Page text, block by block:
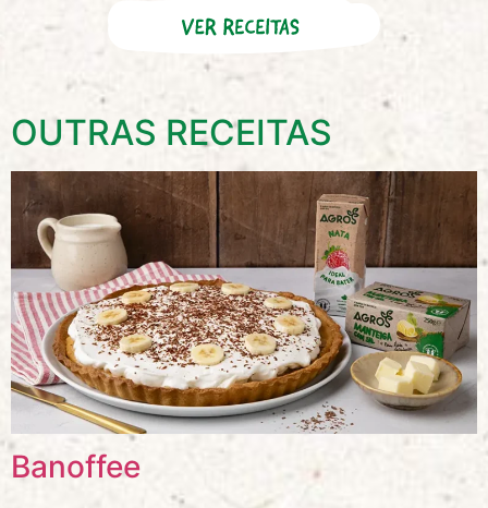
OUTRAS RECEITAS
Banoffee